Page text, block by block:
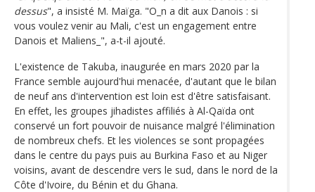
dessus", a insisté M. Maïga. "O_n a dit aux Danois : si
vous voulez venir au Mali, c'est un engagement entre
Danois et Maliens_", a-t-il ajouté.
L'existence de Takuba, inaugurée en mars 2020 par la
France semble aujourd'hui menacée, d'autant que le bilan
de neuf ans d'intervention est loin est d'être satisfaisant.
En effet, les groupes jihadistes affiliés à Al-Qaïda ont
conservé un fort pouvoir de nuisance malgré l'élimination
de nombreux chefs. Et les violences se sont propagées
dans le centre du pays puis au Burkina Faso et au Niger
voisins, avant de descendre vers le sud, dans le nord de la
Côte d'Ivoire, du Bénin et du Ghana.